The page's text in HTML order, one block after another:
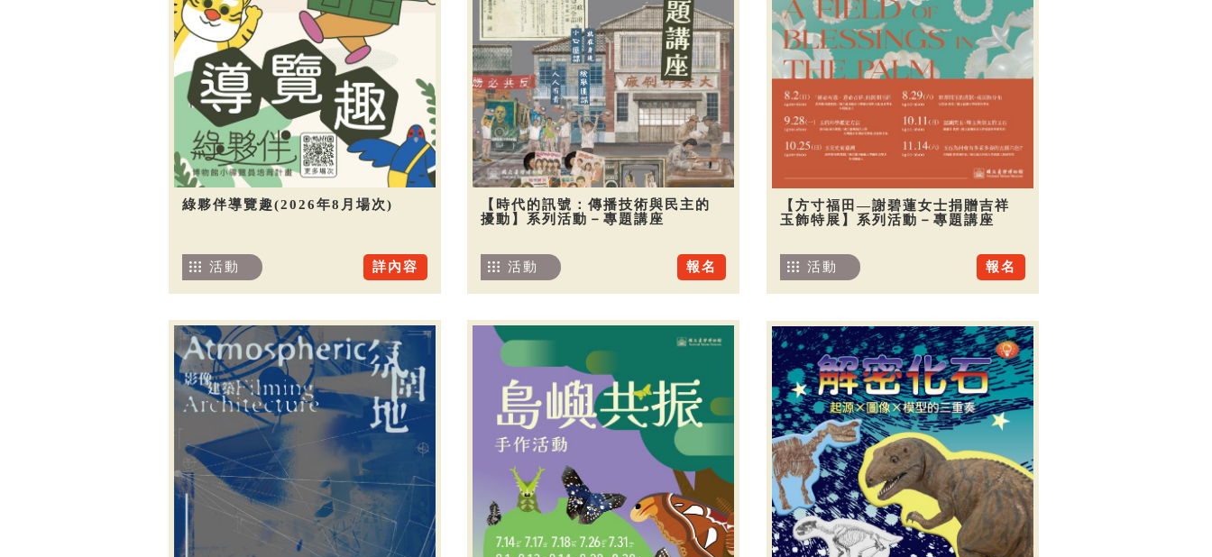
綠夥伴導覽趣(2026年8月場次)
詳內容
活動
【時代的訊號：傳播技術與民主的
擾動】系列活動－專題講座
報名
活動
【方寸福田—謝碧蓮女士捐贈吉祥
玉飾特展】系列活動－專題講座
報名
活動